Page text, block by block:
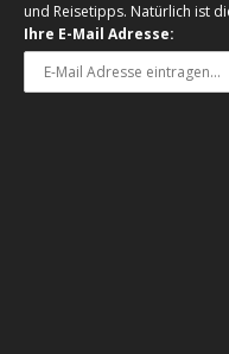
und Reisetipps. Natürlich ist
Ihre E-Mail Adresse: